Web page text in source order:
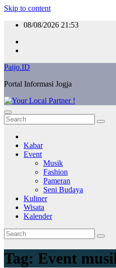
Skip to content
08/08/2026 21:53
Paijo.ID
Portal Informasi Jogja
Kabar
Event
Musik
Fashion
Pameran
Seni Budaya
Kuliner
Wisata
Kalender
Tag: Event